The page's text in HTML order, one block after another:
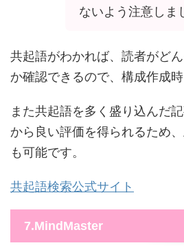
ないよう注意しま
共起語がわかれば、読者がど
か確認できるので、構成作成時
また共起語を多く盛り込んだ
から良い評価を得られるため
も可能です。
共起語検索公式サイト
7.MindMaster